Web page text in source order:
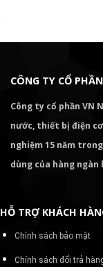
CÔNG TY CỔ
Công ty cổ phần VN
nước, thiết bị điện
nghiệm 15 năm
dùng của hàng
HỖ TRỢ KHÁCH
Chính sách bảo mật
Chính sách đổi trả